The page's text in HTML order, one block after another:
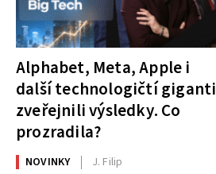
Alphabet, Meta, Apple i
další technologičtí giganti
zveřejnili výsledky. Co
prozradila?
NOVINKY J. Filip